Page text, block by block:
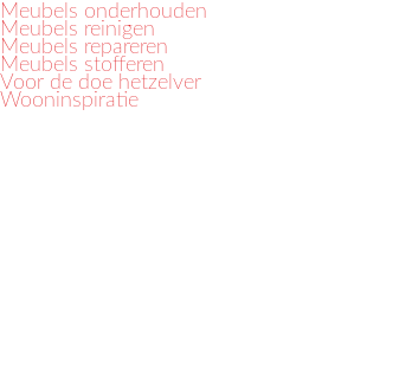
Meubels onderhouden
Meubels reinigen
Meubels repareren
Meubels stofferen
Voor de doe hetzelver
Wooninspiratie